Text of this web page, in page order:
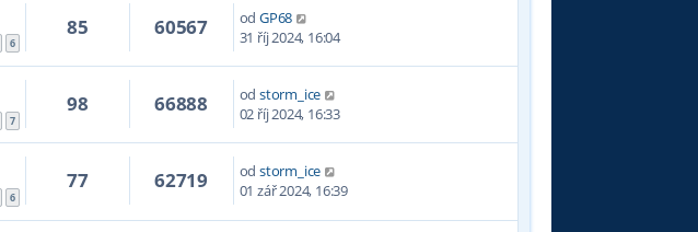
6
85 60567 od GP68
31 říj 2024, 16:04
7
98 66888 od storm_ice
02 říj 2024, 16:33
6
77 62719 od storm_ice
01 zář 2024, 16:39